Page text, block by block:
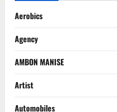
Aerobics
Agency
AMBON MANISE
Artist
Automobiles